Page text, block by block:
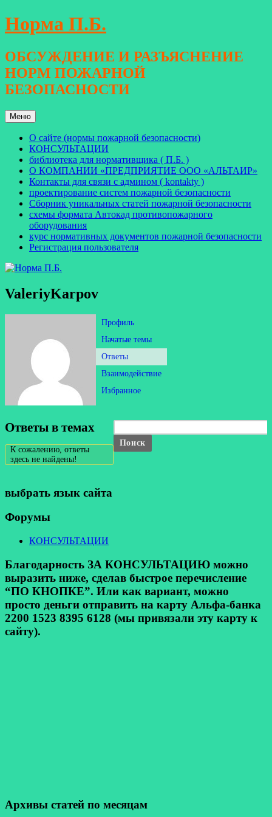
Перейти
к
Норма П.Б.
ОБСУЖДЕНИЕ И РАЗЪЯСНЕНИЕ
НОРМ ПОЖАРНОЙ
БЕЗОПАСНОСТИ
Меню
О сайте (нормы пожарной безопасности)
КОНСУЛЬТАЦИИ
библиотека для нормативщика ( П.Б. )
О КОМПАНИИ «ПРЕДПРИЯТИЕ ООО «АЛЬТАИР»
Контакты для связи с админом ( kontakty )
проектирование систем пожарной безопасности
Сборник уникальных статей пожарной безопасности
схемы формата Автокад противопожарного
оборудования
курс нормативных документов пожарной безопасности
Регистрация пользователя
ValeriyKarpov
Профиль
Начатые темы
Ответы
Взаимодействие
Избранное
Ответы в темах
К сожалению, ответы
здесь не найдены!
выбрать язык сайта
Форумы
КОНСУЛЬТАЦИИ
Благодарность ЗА КОНСУЛЬТАЦИЮ можно
выразить ниже, сделав быстрое перечисление
“ПО КНОПКЕ”. Или как вариант, можно
просто деньги отправить на карту Альфа-банка
2200 1523 8395 6128 (мы привязали эту карту к
сайту).
Архивы статей по месяцам